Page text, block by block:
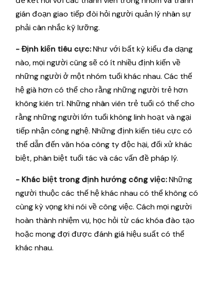
gián đoạn giao tiếp đòi hỏi người quản lý nhân sự
phải cân nhắc kỹ lưỡng.
- Định kiến ​​tiêu cực:Như với bất kỳ kiểu đa dạng
nào, mọi người cũng sẽ có ít nhiều định kiến ​​về
những người ở một nhóm tuổi khác nhau. Các thế
hệ già hơn có thể cho rằng những người trẻ hơn
không kiên trì. Những nhân viên trẻ tuổi có thể cho
rằng những người lớn tuổi không linh hoạt và ngại
tiếp nhận công nghệ. Những định kiến ​​tiêu cực có
thể dẫn đến văn hóa công ty độc hại, đối xử khác
biệt, phân biệt tuổi tác và các vấn đề pháp lý.
- Khác biệt trong định hướng công việc:Những
người thuộc các thế hệ khác nhau có thể không có
cùng kỳ vọng khi nói về công việc. Cách mọi người
hoàn thành nhiệm vụ, học hỏi từ các khóa đào tạo
hoặc mong đợi được đánh giá hiệu suất có thể
khác nhau.